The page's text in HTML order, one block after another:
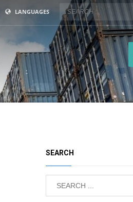
LANGUAGES
SEARCH